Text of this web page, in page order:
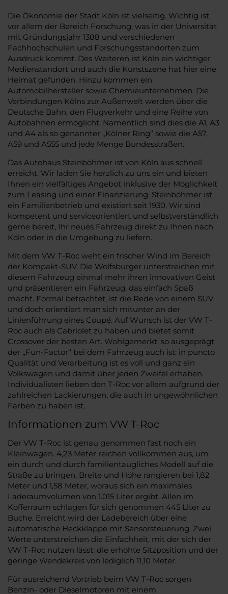
Die Ökonomie der Stadt Köln ist vielseitig. Wichtig ist
vor allem der Bereich Forschung, was in der Universität
mit Gründungsjahr 1388 und verschiedenen
Fachhochschulen und Forschungsstandorten zum
Ausdruck kommt. Des Weiteren ist Köln ein wichtiger
Medienstandort und auch die Kunstszene hat hier eine
Heimat gefunden. Hinzu kommen ein
Automobilhersteller sowie Chemieunternehmen. Die
Verbindungen Kölns zur Außenwelt werden über die
Deutsche Bahn, den Flugverkehr und eine Reihe von
Autobahnen ermöglicht. Namentlich sind dies die A1, A3
und A4 als so genannter „Kölner Ring“ sowie die A57,
A59 und A555 und jede Menge Bundesstraßen.
Das Autohaus Steinböhmer ist von Köln aus schnell
erreicht. Wir laden Sie herzlich zu uns ein und bieten
Ihnen ein vielfältiges Angebot inklusive der Möglichkeit
zum Leasing und einer Finanzierung. Steinböhmer ist
ein Familienbetrieb und existiert seit 1930. Wir sind
kompetent und serviceorientiert und selbstverständlich
gerne bereit, Ihr neues Fahrzeug direkt zu Ihnen nach
Köln oder in die Umgebung zu liefern.
Mit dem VW T-Roc weht ein frischer Wind im Bereich
der Kompakt-SUV. Die Wolfsburger unterstreichen mit
diesem Fahrzeug einmal mehr ihren innovativen Geist
und präsentieren ein Fahrzeug, das einfach Spaß
macht. Formal betrachtet, ist die Rede von einem SUV
und doch orientiert man sich mitunter an der
Linienführung eines Coupé. Auf Wunsch ist der VW T-
Roc auch als Cabriolet zu haben und bietet somit
Crossover der besten Art. Wohlgemerkt: so ausgeprägt
der „Fun-Factor“ bei dem Fahrzeug auch ist: in puncto
Qualität und Verarbeitung ist es voll und ganz ein
Volkswagen und damit über jeden Zweifel erhaben.
Individualisten lieben den T-Roc vor allem aufgrund der
zahlreichen Lackierungen, die auch in ungewöhnlichen
Farben zu haben ist.
Informationen zum VW T-Roc
Der VW T-Roc ist genau genommen fast noch ein
Kleinwagen. 4,23 Meter reichen vollkommen aus, um
ein durch und durch familientaugliches Modell auf die
Straße zu bringen. Breite und Höhe rangieren bei 1,82
Meter und 1,58 Meter, woraus sich ein maximales
Laderaumvolumen von 1.015 Liter ergibt. Allen im
Kofferraum schlagen für sich genommen 445 Liter zu
Buche. Erreicht wird der Ladebereich über eine
automatische Heckklappe mit Sensorsteuerung. Zwei
Werte unterstreichen die Einfachheit, mit der sich der
VW T-Roc nutzen lässt: die erhöhte Sitzposition und der
geringe Wendekreis von lediglich 11,10 Meter.
Für ausreichend Vortrieb beim VW T-Roc sorgen
Benzin- oder Dieselmotoren mit einem